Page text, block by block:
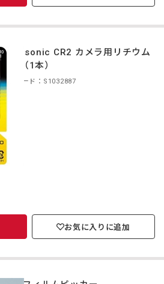
Panasonic CR2 カメラ用リチウム
電池（1本）
商品コード：S1032887
お気に入りに追加